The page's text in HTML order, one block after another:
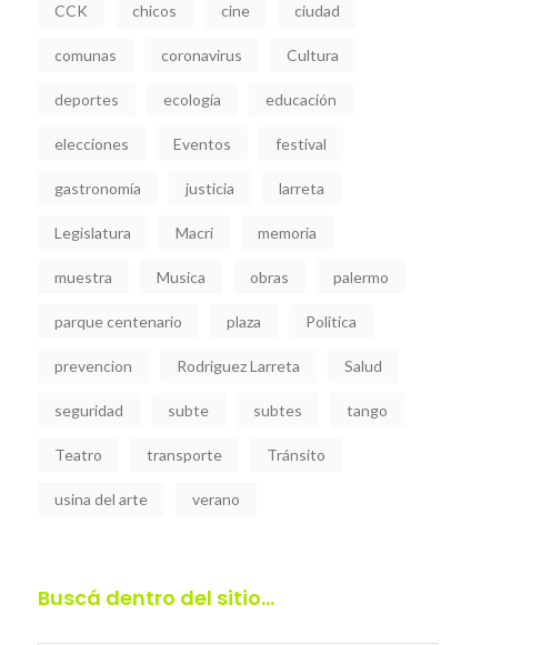
CCK chicos cine ciudad
comunas coronavirus Cultura
deportes ecología educación
elecciones Eventos festival
gastronomía justicia larreta
Legislatura Macri memoria
muestra Musica obras palermo
parque centenario plaza Politica
prevencion Rodriguez Larreta Salud
seguridad subte subtes tango
Teatro transporte Tránsito
usina del arte verano
Buscá dentro del sitio…